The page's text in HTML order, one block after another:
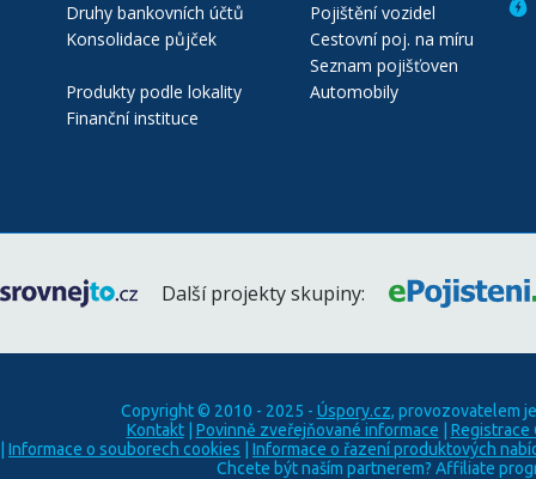
Druhy bankovních účtů
Konsolidace půjček
Produkty podle lokality
Finanční instituce
Pojištění vozidel
Cestovní poj. na míru
Seznam pojišťoven
Automobily
Další projekty skupiny:
Copyright © 2010 - 2025 - Úspory.cz, provozovatelem
Kontakt| Povinně zveřejňované informace
Registrace
Informace o souborech cookies
Informace o řazení produktových
Chcete být naším partnerem? Affiliate